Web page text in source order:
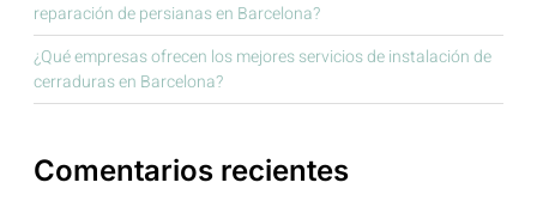
reparación de persianas en Barcelona?
¿Qué empresas ofrecen los mejores servicios de instalación de
cerraduras en Barcelona?
Comentarios recientes